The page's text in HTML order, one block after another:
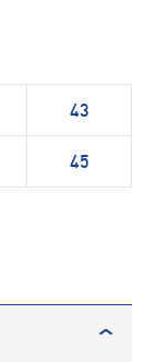
43
45